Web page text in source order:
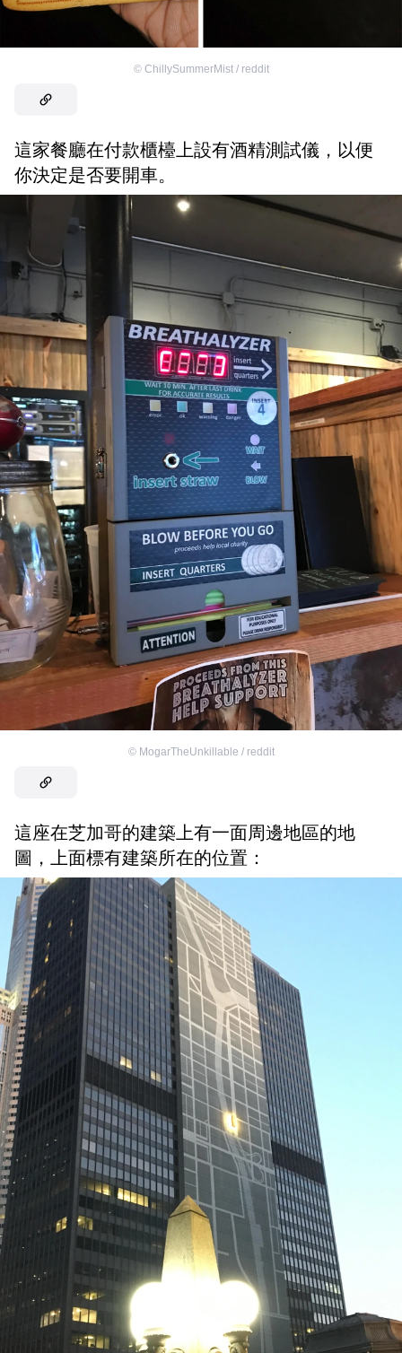
© ChillySummerMist / reddit
這家餐廳在付款櫃檯上設有酒精測試儀，以便
你決定是否要開車。
© MogarTheUnkillable / reddit
這座在芝加哥的建築上有一面周邊地區的地
圖，上面標有建築所在的位置：